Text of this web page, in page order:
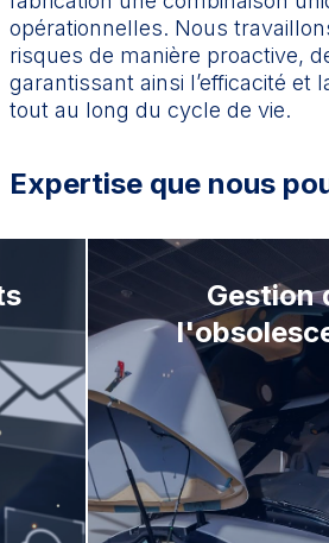
opérationnelles. Nous
risques de manière proactive,
garantissant ainsi l’efficacité
tout au long du cycle de vie.
Expertise que nous
Gestion